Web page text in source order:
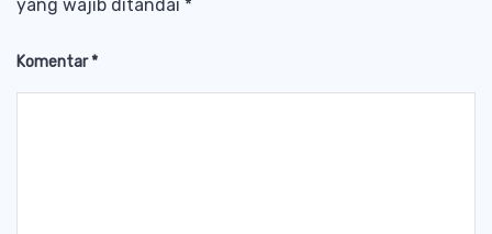
yang wajib ditandai *
Komentar*